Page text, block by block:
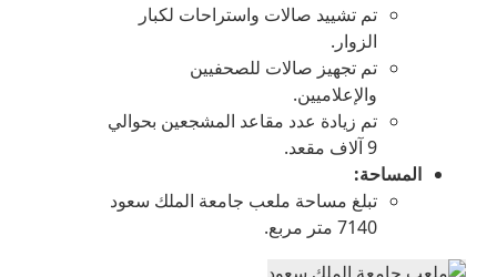
تم تشييد صالات واستراحات لكبار
الزوار.
تم تجهيز صالات للصحفيين
والإعلاميين.
تم زيادة عدد مقاعد المشجعين بحوالي
9 آلاف مقعد.
المساحة:
تبلغ مساحة ملعب جامعة الملك سعود
7140 متر مربع.